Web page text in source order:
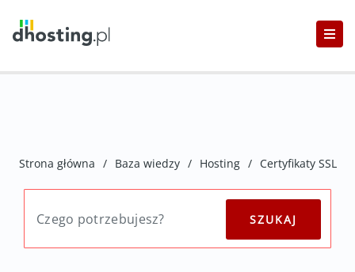
Strona główna / Baza wiedzy / Hosting / Certyfikaty SSL